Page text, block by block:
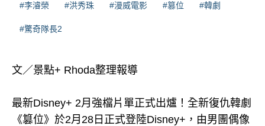
#李濬榮 #洪秀珠 #漫威電影 #篡位 #韓劇
#驚奇隊長2
文／景點+ Rhoda整理報導
最新Disney+ 2月強檔片單正式出爐！全新復仇韓劇
《篡位》於2月28日正式登陸Disney+，由男團偶像